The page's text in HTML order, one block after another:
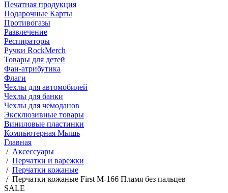
Печатная продукция
Подарочные Карты
Противогазы
Развлечение
Респираторы
Ручки RockMerch
Товары для детей
Фан-атрибутика
Флаги
Чехлы для автомобилей
Чехлы для банки
Чехлы для чемоданов
Эксклюзивные товары
Виниловые пластинки
Компьютерная Мышь
Главная
/ Аксессуары
/ Перчатки и варежки
/ Перчатки кожаные
/ Перчатки кожаные First M-166 Пламя без пальцев
SALE